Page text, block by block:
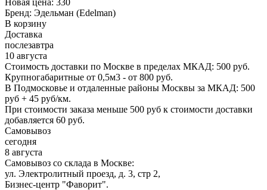
Бренд: Эдельман (Edelman)
В корзину
Доставка
послезавтра
10 августа
Стоимость доставки по Москве в пределах МКАД: 500 руб.
Крупногабаритные от 0,5м3 - от 800 руб.
В Подмосковье и отдаленные районы Москвы за МКАД: 500
руб + 45 руб/км.
При стоимости заказа меньше 500 руб к стоимости доставки
добавляется 60 руб.
Самовывоз
сегодня
8 августа
Самовывоз со склада в Москве:
ул. Электролитный проезд, д. 3, стр 2,
Бизнес-центр "Фаворит".